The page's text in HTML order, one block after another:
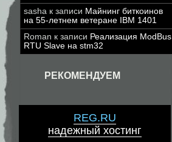
sasha к записи Майнинг биткоинов
на 55-летнем ветеране IBM 1401
Roman к записи Реализация ModBus
RTU Slave на stm32
РЕКОМЕНДУЕМ
REG.RU
надежный хостинг